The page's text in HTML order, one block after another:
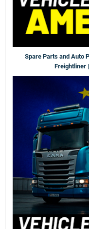
Spare Parts and Auto
Freightliner